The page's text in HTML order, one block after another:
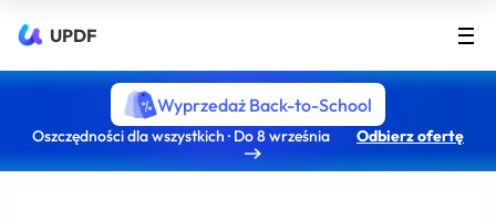
UPDF
Wyprzedaż Back-to-School
Oszczędności dla wszystkich · Do 8 września Odbierz ofertę